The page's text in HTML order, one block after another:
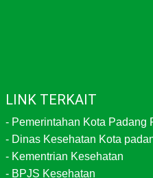
LINK TERKAIT
- Pemerintahan Kota Padang
- Dinas Kesehatan Kota
- Kementrian Kesehatan
- BPJS Kesehatan